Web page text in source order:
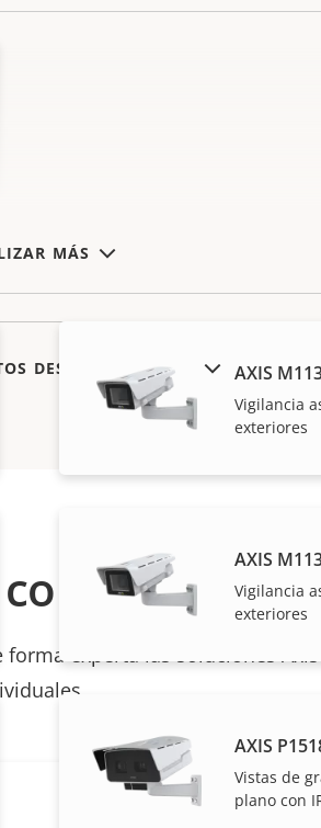
MÁS
AXIS
Vigilancia
exteriores
AXIS
Vigilancia
exteriores
AXIS
Vistas de
plano con
DESCATALOGADOS
experta las soluciones